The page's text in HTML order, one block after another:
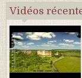
Vidéos